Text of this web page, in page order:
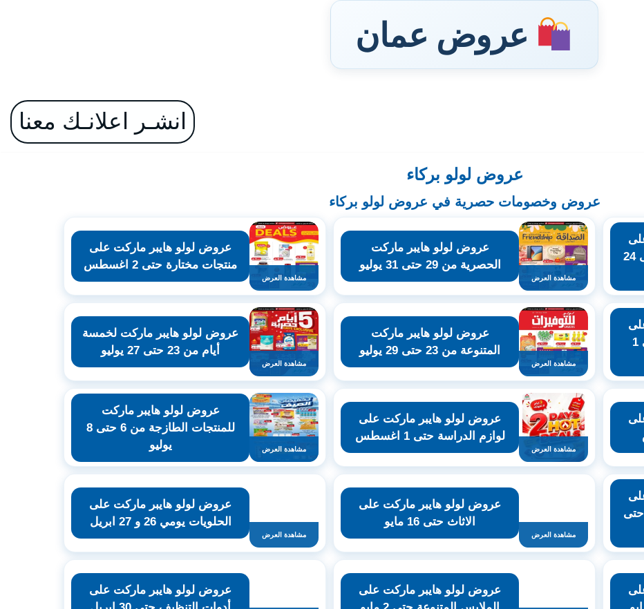
عروض عمان
انشـر اعلانـك معنا
عروض لولو بركاء
عروض وخصومات حصرية في عروض لولو بركاء
العاب الاطفال المتنوعة حتى 24
مشاهدة العرض
عروض لولو هايبر ماركت
الحصرية من 29 حتى 31 يوليو
مشاهدة العرض
عروض لولو هايبر ماركت على
منتجات مختارة حتى 2 اغسطس
الالكترونيات المتنوعة حتى 1
مشاهدة العرض
عروض لولو هايبر ماركت
المتنوعة من 23 حتى 29 يوليو
مشاهدة العرض
عروض لولو هايبر ماركت لخمسة
أيام من 23 حتى 27 يوليو
مشاهدة العرض
عروض لولو هايبر ماركت على
لوازم الدراسة حتى 1 اغسطس
مشاهدة العرض
عروض لولو هايبر ماركت
للمنتجات الطازجة من 6 حتى 8
يوليو
حتى
مشاهدة العرض
عروض لولو هايبر ماركت على
الاثاث حتى 16 مايو
مشاهدة العرض
عروض لولو هايبر ماركت على
الحلويات يومي 26 و 27 ابريل
عروض لولو هايبر ماركت على
عروض لولو هايبر ماركت على